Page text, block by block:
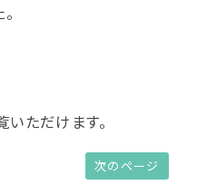
いただけます。
次のページ